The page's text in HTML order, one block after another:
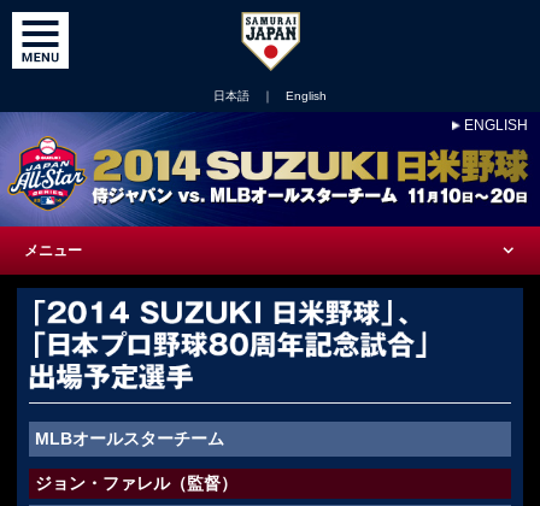
日本語 ｜ English
ENGLISH
メニュー
MLBオールスターチーム
ジョン・ファレル（監督）